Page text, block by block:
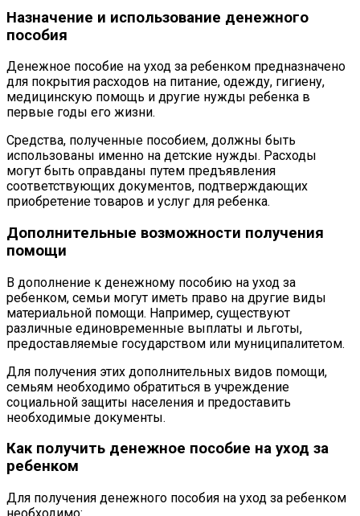
Назначение и использование денежного
пособия
Денежное пособие на уход за ребенком предназначено
для покрытия расходов на питание, одежду, гигиену,
медицинскую помощь и другие нужды ребенка в
первые годы его жизни.
Средства, полученные пособием, должны быть
использованы именно на детские нужды. Расходы
могут быть оправданы путем предъявления
соответствующих документов, подтверждающих
приобретение товаров и услуг для ребенка.
Дополнительные возможности получения
помощи
В дополнение к денежному пособию на уход за
ребенком, семьи могут иметь право на другие виды
материальной помощи. Например, существуют
различные единовременные выплаты и льготы,
предоставляемые государством или муниципалитетом.
Для получения этих дополнительных видов помощи,
семьям необходимо обратиться в учреждение
социальной защиты населения и предоставить
необходимые документы.
Как получить денежное пособие на уход за
ребенком
Для получения денежного пособия на уход за ребенком